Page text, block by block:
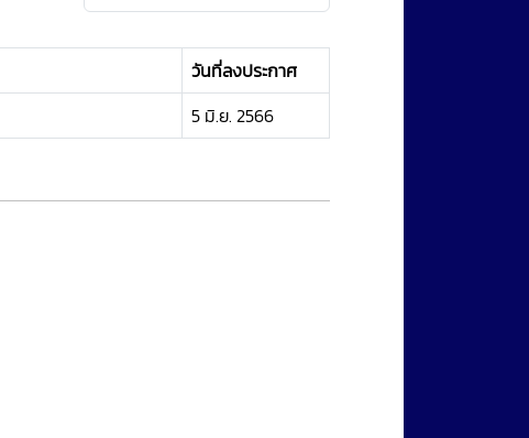
วันที่ลงประกาศ
5 มิ.ย. 2566